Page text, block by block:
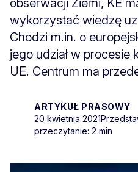
obserwacji Ziemi, KE
wykorzystać wiedzę
Chodzi m.in. o
jego udział w procesie
UE. Centrum ma
ARTYKUŁ PRASOWY
20 kwietnia 2021
przeczytanie: 2 min